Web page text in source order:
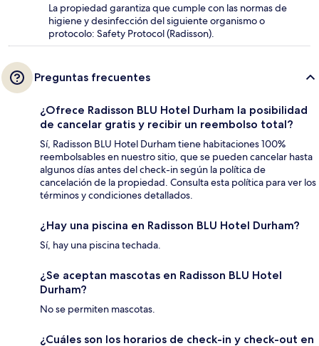
La propiedad garantiza que cumple con las normas de
higiene y desinfección del siguiente organismo o
protocolo: Safety Protocol (Radisson).
Preguntas frecuentes
¿Ofrece Radisson BLU Hotel Durham la posibilidad
de cancelar gratis y recibir un reembolso total?
Sí, Radisson BLU Hotel Durham tiene habitaciones 100%
reembolsables en nuestro sitio, que se pueden cancelar hasta
algunos días antes del check-in según la política de
cancelación de la propiedad. Consulta esta política para ver los
términos y condiciones detallados.
¿Hay una piscina en Radisson BLU Hotel Durham?
Sí, hay una piscina techada.
¿Se aceptan mascotas en Radisson BLU Hotel
Durham?
No se permiten mascotas.
¿Cuáles son los horarios de check-in y check-out en